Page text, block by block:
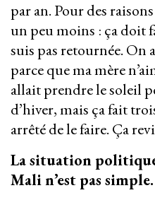
par an. Pour des
un peu moins : ça doit
suis pas retournée. On
parce que ma mère
allait prendre le soleil
d’hiver, mais ça fait
arrêté de le faire. Ça
La situation
Mali n’est pas simple.